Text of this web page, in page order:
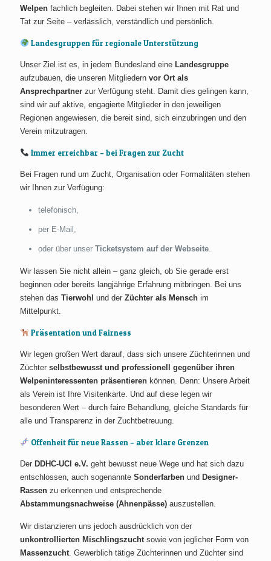
Welpen fachlich begleiten. Dabei stehen wir Ihnen mit Rat und
Tat zur Seite – verlässlich, verständlich und persönlich.
Landesgruppen für regionale Unterstützung
Unser Ziel ist es, in jedem Bundesland eine Landesgruppe
aufzubauen, die unseren Mitgliedern vor Ort als
Ansprechpartner zur Verfügung steht. Damit dies gelingen kann,
sind wir auf aktive, engagierte Mitglieder in den jeweiligen
Regionen angewiesen, die bereit sind, sich einzubringen und den
Verein mitzutragen.
Immer erreichbar – bei Fragen zur Zucht
Bei Fragen rund um Zucht, Organisation oder Formalitäten stehen
wir Ihnen zur Verfügung:
telefonisch,
per E-Mail,
oder über unser Ticketsystem auf der Webseite.
Wir lassen Sie nicht allein – ganz gleich, ob Sie gerade erst
beginnen oder bereits langjährige Erfahrung mitbringen. Bei uns
stehen das Tierwohl und der Züchter als Mensch im
Mittelpunkt.
Präsentation und Fairness
Wir legen großen Wert darauf, dass sich unsere Züchterinnen und
Züchter selbstbewusst und professionell gegenüber ihren
Welpeninteressenten präsentieren können. Denn: Unsere Arbeit
als Verein ist Ihre Visitenkarte. Und auf diese legen wir
besonderen Wert – durch faire Behandlung, gleiche Standards für
alle und Transparenz in der Zuchtbetreuung.
Offenheit für neue Rassen – aber klare Grenzen
Der DDHC-UCI e.V. geht bewusst neue Wege und hat sich dazu
entschlossen, auch sogenannte Sonderfarben und Designer-
Rassen zu erkennen und entsprechende
Abstammungsnachweise (Ahnenpässe) auszustellen.
Wir distanzieren uns jedoch ausdrücklich von der
unkontrollierten Mischlingszuchtsowie von jeglicher Form von
Massenzucht. Gewerblich tätige Züchterinnen und Züchter sind